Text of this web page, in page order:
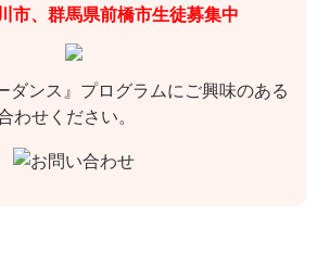
市、群馬県前橋市生徒募集中
ダンス』プログラムにご興味のある
わせください。